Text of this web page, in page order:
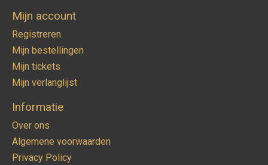
Mijn account
Registreren
Mijn bestellingen
Mijn tickets
Mijn verlanglijst
Informatie
Over ons
Algemene voorwaarden
Privacy Policy